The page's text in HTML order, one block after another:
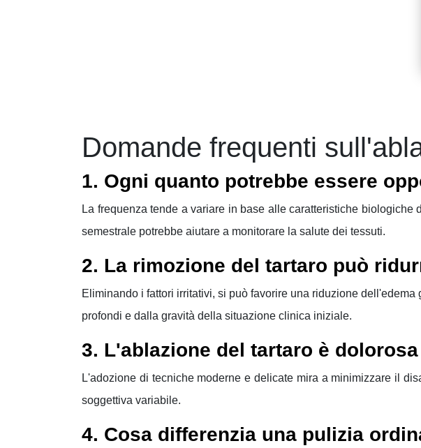
Domande frequenti
1. Ogni quanto potrebbe essere
La frequenza tende a variare in base alle caratteristiche
semestrale potrebbe aiutare a monitorare la salute dei tessuti.
2. La rimozione del tartaro può
Eliminando i fattori irritativi, si può favorire una riduzione
profondi e dalla gravità della situazione clinica iniziale.
3. L'ablazione del tartaro è
L'adozione di tecniche moderne e delicate mira a minimizzare il
soggettiva variabile.
4. Cosa differenzia una pulizia